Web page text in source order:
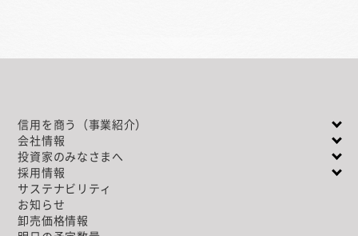
信用を商う（事業紹介）
会社情報
投資家のみなさまへ
採用情報
サステナビリティ
お知らせ
卸売価格情報